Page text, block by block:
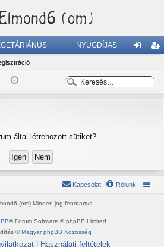
NYUGDÍJAS+
és
is
ztr
e
s
e
s
s
által létrehozott sütiket?
Rólunk
Kapcsolat
(om) Minden jog fenntartva.
® Forum Software © phpBB Limited
©Magyar phpBB Közösség
| Használati feltételek